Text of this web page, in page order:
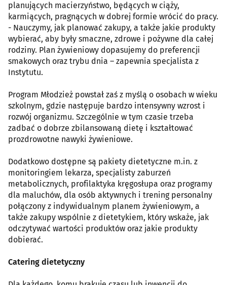
planujących macierzyństwo, będących w ciąży,
karmiących, pragnących w dobrej formie wrócić do pracy.
- Nauczymy, jak planować zakupy, a także jakie produkty
wybierać, aby były smaczne, zdrowe i pożywne dla całej
rodziny. Plan żywieniowy dopasujemy do preferencji
smakowych oraz trybu dnia – zapewnia specjalista z
Instytutu.
Program Młodzież powstał zaś z myślą o osobach w wieku
szkolnym, gdzie następuje bardzo intensywny wzrost i
rozwój organizmu. Szczególnie w tym czasie trzeba
zadbać o dobrze zbilansowaną dietę i kształtować
prozdrowotne nawyki żywieniowe.
Dodatkowo dostępne są pakiety dietetyczne m.in. z
monitoringiem lekarza, specjalisty zaburzeń
metabolicznych, profilaktyka kręgosłupa oraz programy
dla maluchów, dla osób aktywnych i trening personalny
połączony z indywidualnym planem żywieniowym, a
także zakupy wspólnie z dietetykiem, który wskaże, jak
odczytywać wartości produktów oraz jakie produkty
dobierać.
Catering dietetyczny